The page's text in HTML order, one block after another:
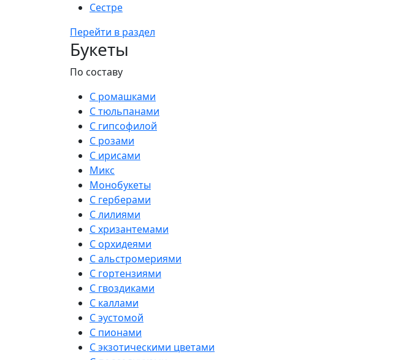
Сестре
Перейти в раздел
Букеты
По составу
С ромашками
С тюльпанами
С гипсофилой
С розами
С ирисами
Микс
Монобукеты
С герберами
С лилиями
С хризантемами
С орхидеями
С альстромериями
С гортензиями
С гвоздиками
С каллами
С эустомой
С пионами
С экзотическими цветами